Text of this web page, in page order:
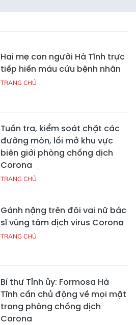
Hai mẹ con người Hà Tĩnh trực
tiếp hiến máu cứu bệnh nhân
TRANG CHỦ
Tuần tra, kiểm soát chặt các
đường mòn, lối mở khu vực
biên giới phòng chống dịch
Corona
TRANG CHỦ
Gánh nặng trên đôi vai nữ bác
sĩ vùng tâm dịch virus Corona
TRANG CHỦ
Bí thư Tỉnh ủy: Formosa Hà
Tĩnh cần chủ động về mọi mặt
trong phòng chống dịch
Corona